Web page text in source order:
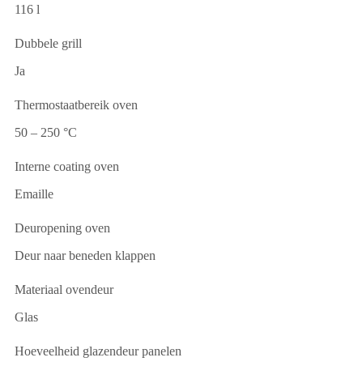
116 l
Dubbele grill
Ja
Thermostaatbereik oven
50 – 250 °C
Interne coating oven
Emaille
Deuropening oven
Deur naar beneden klappen
Materiaal ovendeur
Glas
Hoeveelheid glazendeur panelen